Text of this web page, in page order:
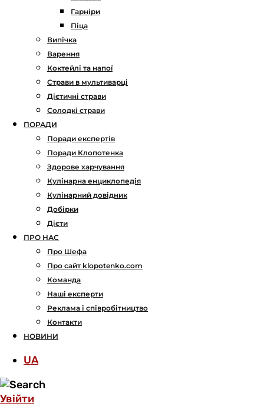
Гарніри
Піца
Випічка
Варення
Коктейлі та напої
Страви в мультиварці
Дієтичні страви
Солодкі страви
ПОРАДИ
Поради експертів
Поради Клопотенка
Здорове харчування
Кулінарна енциклопедія
Кулінарний довідник
Добірки
Дієти
ПРО НАС
Про Шефа
Про сайт klopotenko.com
Команда
Наші експерти
Реклама і співробітництво
Контакти
НОВИНИ
UA
Увійти